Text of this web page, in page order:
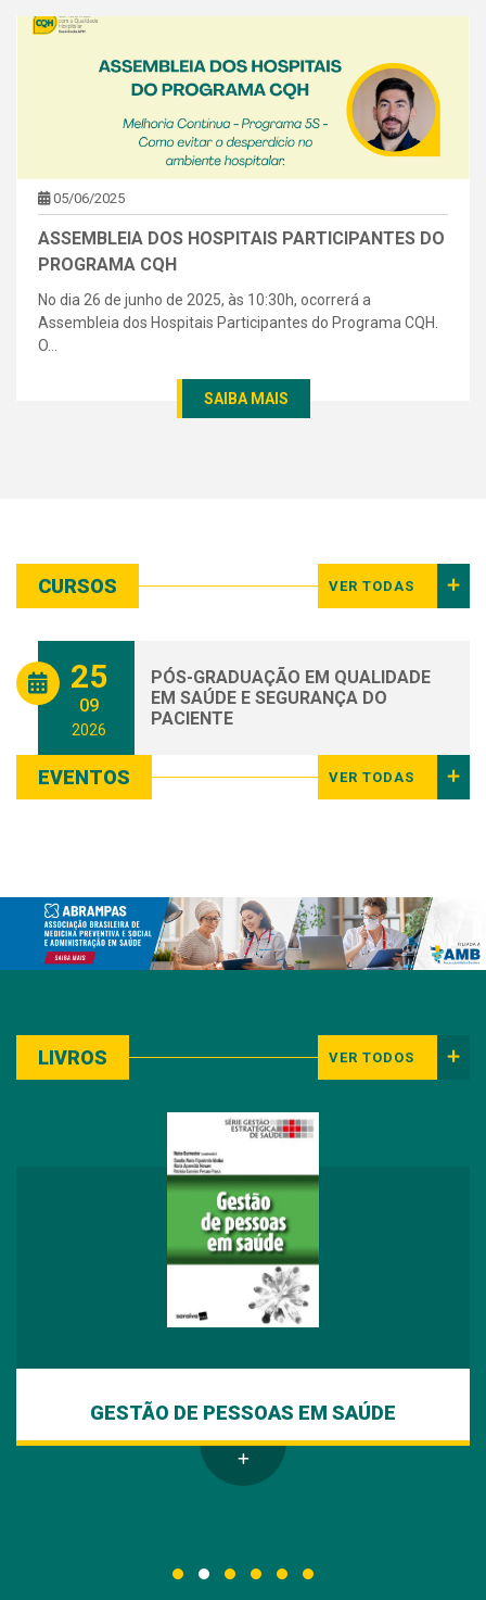
05/06/2025
ASSEMBLEIA DOS HOSPITAIS PARTICIPANTES DO
PROGRAMA CQH
No dia 26 de junho de 2025, às 10:30h, ocorrerá a
Assembleia dos Hospitais Participantes do Programa CQH.
O...
SAIBA MAIS
CURSOS VER TODAS
25
09
2026
PÓS-GRADUAÇÃO EM QUALIDADE
EM SAÚDE E SEGURANÇA DO
PACIENTE
EVENTOS VER TODAS
LIVROS VER TODOS
GESTÃO DE PESSOAS EM SAÚDE